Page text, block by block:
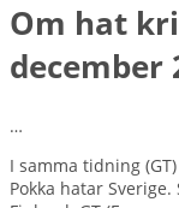
Om hat
december
…
I samma tidning
Pokka hatar